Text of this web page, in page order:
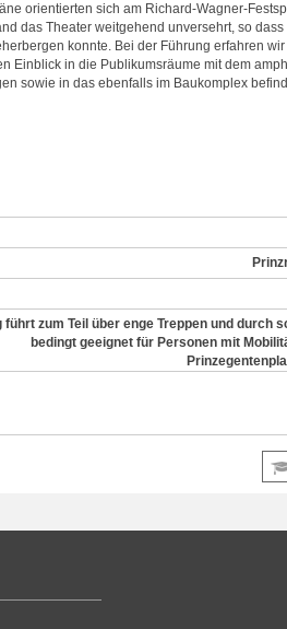
orientierten sich am Richard-Wagner-
das Theater weitgehend unversehrt, so
konnte. Bei der Führung erfahren
Einblick in die Publikumsräume mit dem
sowie in das ebenfalls im Baukomplex
führt zum Teil über enge Treppen und durch
bedingt geeignet für Personen mit